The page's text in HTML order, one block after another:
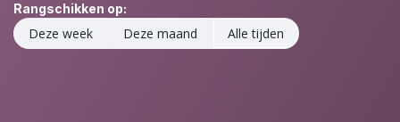
Rangschikken op:
Deze week Deze maand Alle tijden